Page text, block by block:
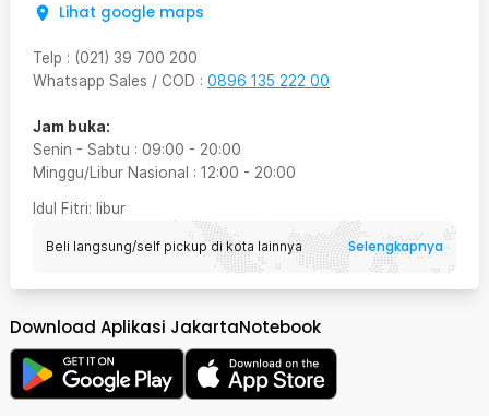
Lihat google maps
Telp : (021) 39 700 200
Whatsapp Sales / COD : 0896 135 222 00
Jam buka:
Senin - Sabtu : 09:00 - 20:00
Minggu/Libur Nasional : 12:00 - 20:00
Idul Fitri: libur
Beli langsung/self pickup di kota lainnya Selengkapnya
Download Aplikasi JakartaNotebook